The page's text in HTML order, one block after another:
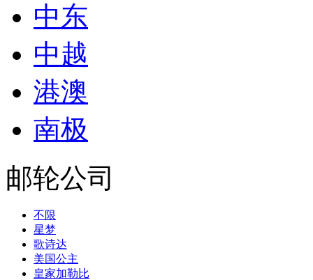
中东
中越
港澳
南极
邮轮公司
不限
星梦
歌诗达
美国公主
皇家加勒比